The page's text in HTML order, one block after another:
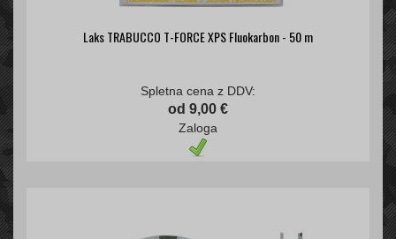
Laks TRABUCCO T-FORCE XPS Fluokarbon - 50 m
Spletna cena z DDV:
od 9,00 €
Zaloga